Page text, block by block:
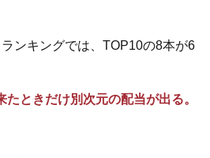
ンキングでは、TOP10の8本が6
ときだけ別次元の配当が出る。